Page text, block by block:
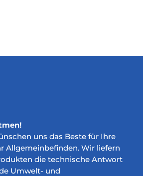
uns das Beste für Ihre
Allgemeinbefinden. Wir liefern
die technische Antwort
Umwelt- und